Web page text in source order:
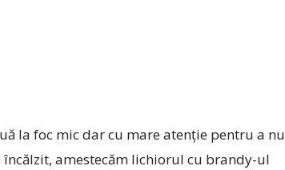
la foc mic dar cu mare atenție pentru a nu
amestecăm lichiorul cu brandy-ul